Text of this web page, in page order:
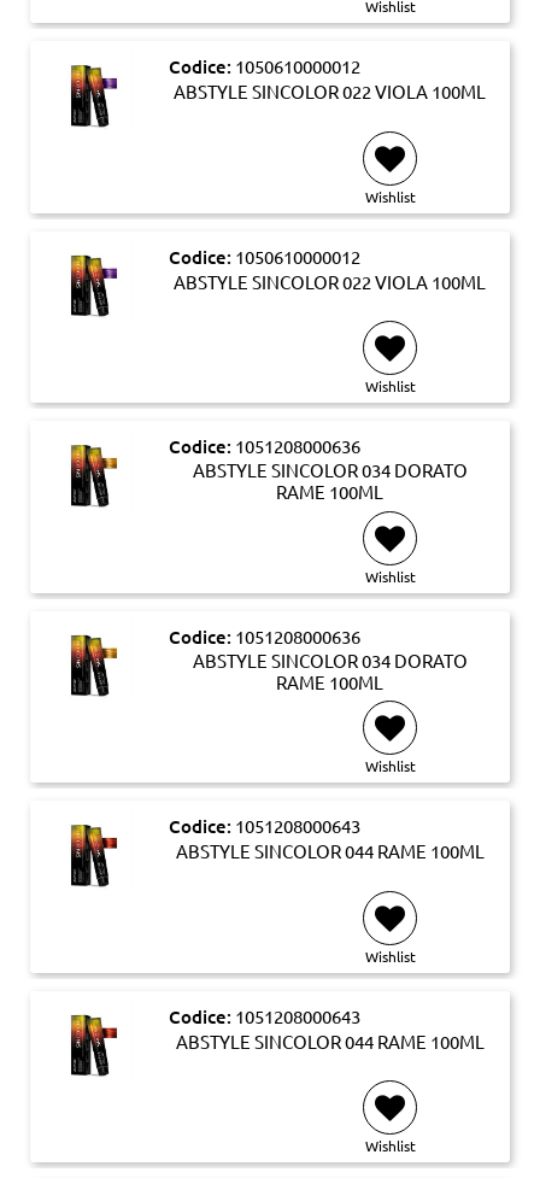
Wishlist
Codice: 1050610000012
ABSTYLE SINCOLOR 022 VIOLA 100ML
Wishlist
Codice: 1050610000012
ABSTYLE SINCOLOR 022 VIOLA 100ML
Wishlist
Codice: 1051208000636
ABSTYLE SINCOLOR 034 DORATO
RAME 100ML
Wishlist
Codice: 1051208000636
ABSTYLE SINCOLOR 034 DORATO
RAME 100ML
Wishlist
Codice: 1051208000643
ABSTYLE SINCOLOR 044 RAME 100ML
Wishlist
Codice: 1051208000643
ABSTYLE SINCOLOR 044 RAME 100ML
Wishlist